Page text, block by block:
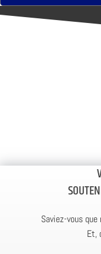
Saviez-vous
Et,